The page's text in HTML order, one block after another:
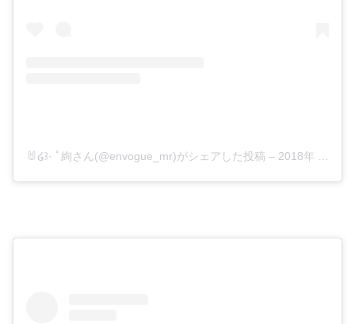
🐰໒꒱· ﾟ絢さん(@envogue_mr)がシェアした投稿 – 2018年 1月月13日午後8時23分PST